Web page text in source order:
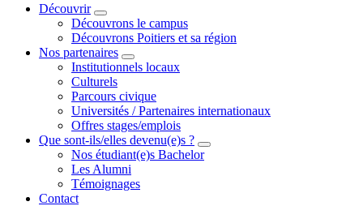
Découvrir
Découvrons le campus
Découvrons Poitiers et sa région
Nos partenaires
Institutionnels locaux
Culturels
Parcours civique
Universités / Partenaires internationaux
Offres stages/emplois
Que sont-ils/elles devenu(e)s ?
Nos étudiant(e)s Bachelor
Les Alumni
Témoignages
Contact